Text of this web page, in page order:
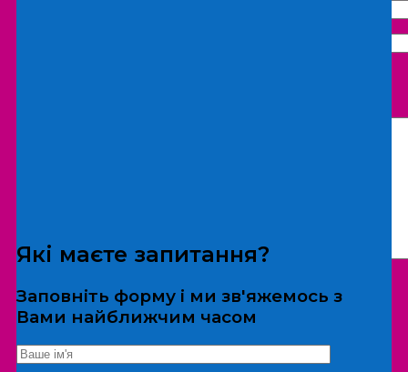
*Дані не передаються третім особам
Які маєте запитання?
Заповніть форму і ми зв'яжемось з
Вами найближчим часом